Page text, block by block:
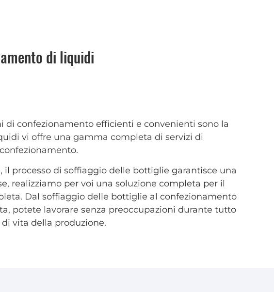
di liquidi
confezionamento efficienti e convenienti sono la
vi offre una gamma completa di servizi di
processo di soffiaggio delle bottiglie garantisce una
realizziamo per voi una soluzione completa per il
Dal soffiaggio delle bottiglie al confezionamento
potete lavorare senza preoccupazioni durante tutto
vita della produzione.